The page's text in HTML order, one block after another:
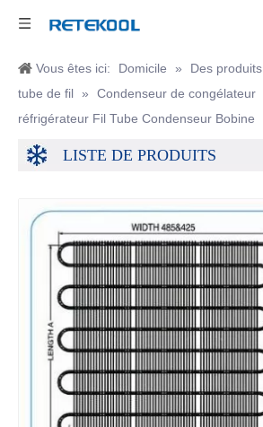
Vous êtes ici: Domicile » Des produits
tube de fil » Condenseur de congélateur
réfrigérateur Fil Tube Condenseur Bobine
LISTE DE PRODUITS